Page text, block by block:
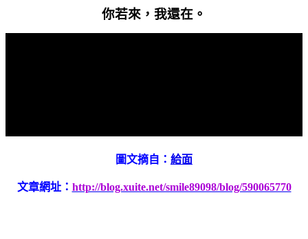
你若來，我還在。
圖文摘自： 給面
文章網址： http://blog.xuite.net/smile89098/blog/590065770